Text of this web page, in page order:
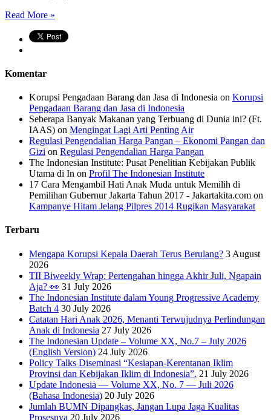
Read More »
Komentar
Korupsi Pengadaan Barang dan Jasa di Indonesia on Korupsi
Pengadaan Barang dan Jasa di Indonesia
Seberapa Banyak Makanan yang Terbuang di Dunia ini? (Ft.
IAAS) on Mengingat Lagi Arti Penting Air
Regulasi Pengendalian Harga Pangan – Ekonomi Pangan dan
Gizi on Regulasi Pengendalian Harga Pangan
The Indonesian Institute: Pusat Penelitian Kebijakan Publik
Utama di In on Profil The Indonesian Institute
17 Cara Mengambil Hati Anak Muda untuk Memilih di
Pemilihan Gubernur Jakarta Tahun 2017 - Jakartakita.com on
Kampanye Hitam Jelang Pilpres 2014 Rugikan Masyarakat
Terbaru
Mengapa Korupsi Kepala Daerah Terus Berulang? 3 August
2026
TII Biweekly Wrap: Pertengahan hingga Akhir Juli, Ngapain
Aja? 👀 31 July 2026
The Indonesian Institute dalam Young Progressive Academy
Batch 4 30 July 2026
Catatan Hari Anak 2026, Menanti Terwujudnya Perlindungan
Anak di Indonesia 27 July 2026
The Indonesian Update – Volume XX, No.7 – July 2026
(English Version) 24 July 2026
Policy Talks Diseminasi “Kesiapan-Kerentanan Iklim
Provinsi dan Kebijakan Iklim di Indonesia”. 21 July 2026
Update Indonesia — Volume XX, No. 7 — Juli 2026
(Bahasa Indonesia) 20 July 2026
Jumlah BUMN Dipangkas, Jangan Lupa Jaga Kualitas
Prosesnya 20 July 2026